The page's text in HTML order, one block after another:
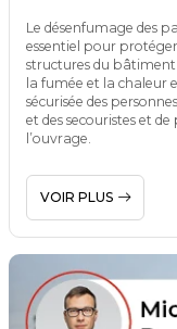
Le désenfumage des
essentiel pour
structures du bâtiment
la fumée et la chaleur
sécurisée des
et des secouristes et
l’ouvrage.
VOIR PLUS